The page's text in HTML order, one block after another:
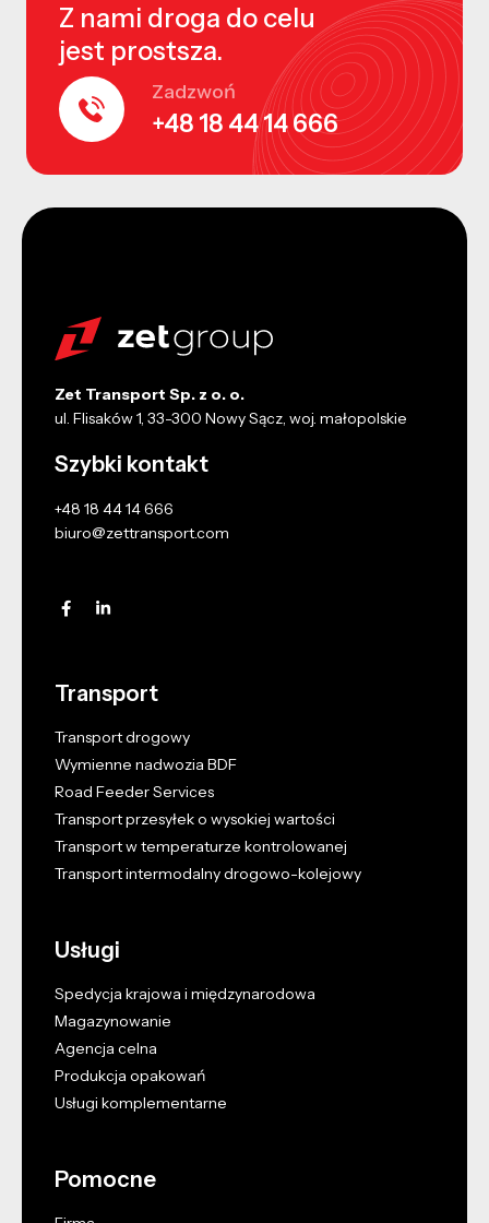
Z nami droga do celu
jest prostsza.
Zadzwoń
+48 18 44 14 666
Zet Transport Sp. z o. o.
ul. Flisaków 1, 33-300 Nowy Sącz, woj. małopolskie
Szybki kontakt
+48 18 44 14 666
biuro@zettransport.com
Transport
Transport drogowy
Wymienne nadwozia BDF
Road Feeder Services
Transport przesyłek o wysokiej wartości
Transport w temperaturze kontrolowanej
Transport intermodalny drogowo-kolejowy
Usługi
Spedycja krajowa i międzynarodowa
Magazynowanie
Agencja celna
Produkcja opakowań
Usługi komplementarne
Pomocne